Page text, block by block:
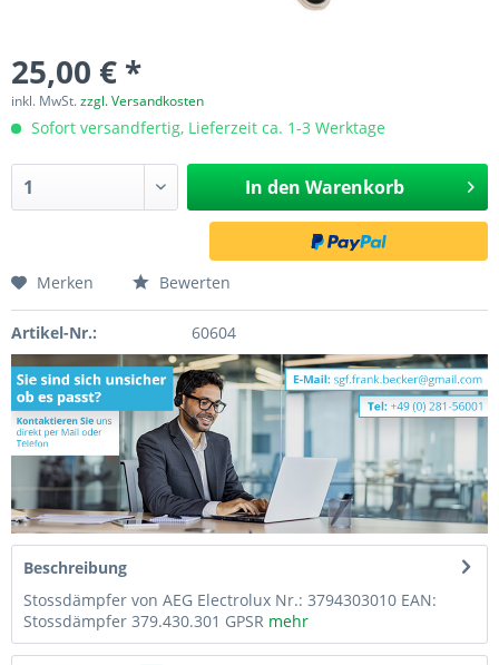
25,00 € *
inkl. MwSt.zzgl. Versandkosten
Sofort versandfertig, Lieferzeit ca. 1-3 Werktage
In den Warenkorb
Merken Bewerten
Artikel-Nr.: 60604
Beschreibung
Stossdämpfer von AEG Electrolux Nr.: 3794303010 EAN:
Stossdämpfer 379.430.301 GPSR mehr